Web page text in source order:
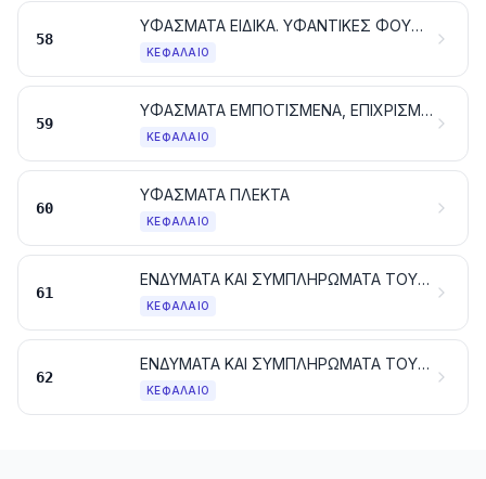
58
ΥΦΑΣΜΑΤΑ ΕΙΔΙΚΑ. ΥΦΑΝΤΙΚΕΣ ΦΟΥΝΤΩΤΕΣ ΕΠΙΦΑΝΕΙΕΣ. ΔΑΝΤΕΛΕΣ. ΕΙΔΗ ΕΠΙΣΤΡΩΣΗΣ. ΕΙΔΗ ΤΑΙΝΙΟΠΛΕΚΤΙΚΗΣ. ΚΕΝΤΗΜΑΤΑ
ΚΕΦΆΛΑΙΟ
59
ΥΦΑΣΜΑΤΑ ΕΜΠΟΤΙΣΜΕΝΑ, ΕΠΙΧΡΙΣΜΕΝΑ, ΕΠΙΚΑΛΥΜΜΕΝΑ Ή ΜΕ ΑΠΑΝΩΤΕΣ ΣΤΡΩΣΕΙΣ. ΕΙΔΗ ΓΙΑ ΤΕΧΝΙΚΕΣ ΧΡΗΣΕΙΣ ΑΠΟ ΥΦΑΝΤΙΚΕΣ ΥΛΕΣ
ΚΕΦΆΛΑΙΟ
60
ΥΦΑΣΜΑΤΑ ΠΛΕΚΤΑ
ΚΕΦΆΛΑΙΟ
61
ΕΝΔΥΜΑΤΑ ΚΑΙ ΣΥΜΠΛΗΡΩΜΑΤΑ ΤΟΥ ΕΝΔΥΜΑΤΟΣ, ΠΛΕΚΤΑ
ΚΕΦΆΛΑΙΟ
62
ΕΝΔΥΜΑΤΑ ΚΑΙ ΣΥΜΠΛΗΡΩΜΑΤΑ ΤΟΥ ΕΝΔΥΜΑΤΟΣ, ΑΛΛΑ ΑΠΟ ΤΑ ΠΛΕΚΤΑ
ΚΕΦΆΛΑΙΟ